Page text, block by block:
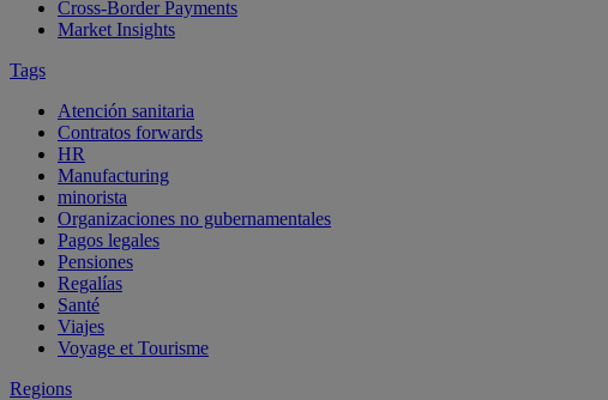
Cross-Border Payments
Market Insights
Tags
Atención sanitaria
Contratos forwards
HR
Manufacturing
minorista
Organizaciones no gubernamentales
Pagos legales
Pensiones
Regalías
Santé
Viajes
Voyage et Tourisme
Regions